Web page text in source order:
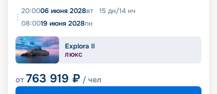
20:0006 июня 2028вт 15 дн/14 нч
08:0019 июня 2028пн
Explora II
ЛЮКС
от763 919 ₽ / чел